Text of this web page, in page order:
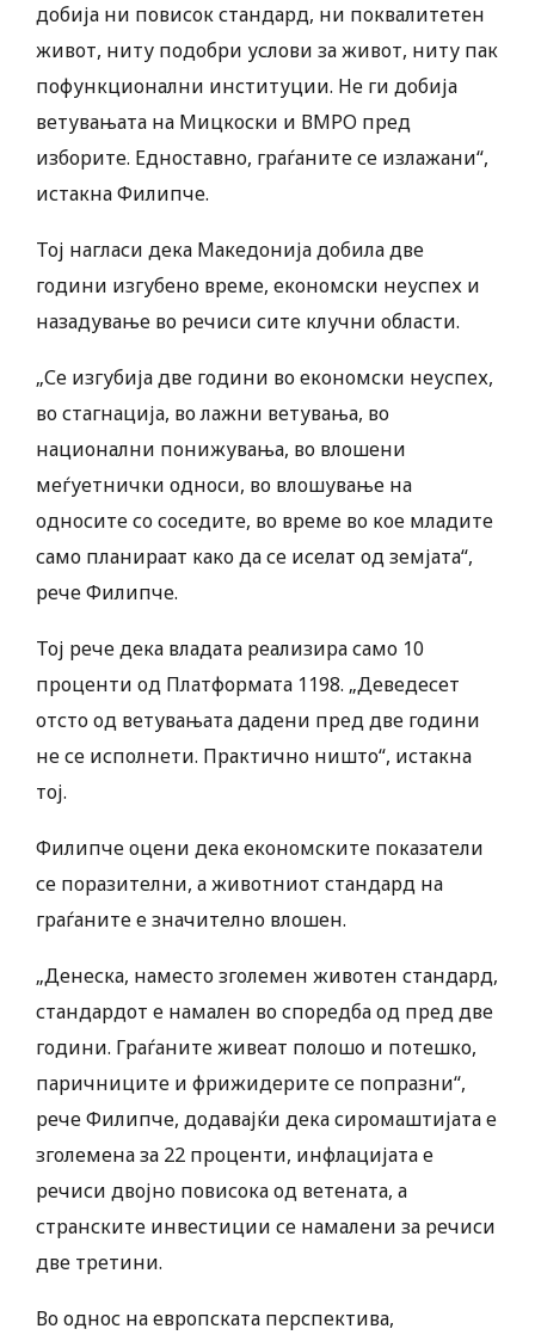
добија ни повисок стандард, ни поквалитетен
живот, ниту подобри услови за живот, ниту пак
пофункционални институции. Не ги добија
ветувањата на Мицкоски и ВМРО пред
изборите. Едноставно, граѓаните се излажани“,
истакна Филипче.
Тој нагласи дека Македонија добила две
години изгубено време, економски неуспех и
назадување во речиси сите клучни области.
„Се изгубија две години во економски неуспех,
во стагнација, во лажни ветувања, во
национални понижувања, во влошени
меѓуетнички односи, во влошување на
односите со соседите, во време во кое младите
само планираат како да се иселат од земјата“,
рече Филипче.
Тој рече дека владата реализира само 10
проценти од Платформата 1198. „Деведесет
отсто од ветувањата дадени пред две години
не се исполнети. Практично ништо“, истакна
тој.
Филипче оцени дека економските показатели
се поразителни, а животниот стандард на
граѓаните е значително влошен.
„Денеска, наместо зголемен животен стандард,
стандардот е намален во споредба од пред две
години. Граѓаните живеат полошо и потешко,
паричниците и фрижидерите се попразни“,
рече Филипче, додавајќи дека сиромаштијата е
зголемена за 22 проценти, инфлацијата е
речиси двојно повисока од ветената, а
странските инвестиции се намалени за речиси
две третини.
Во однос на европската перспектива,